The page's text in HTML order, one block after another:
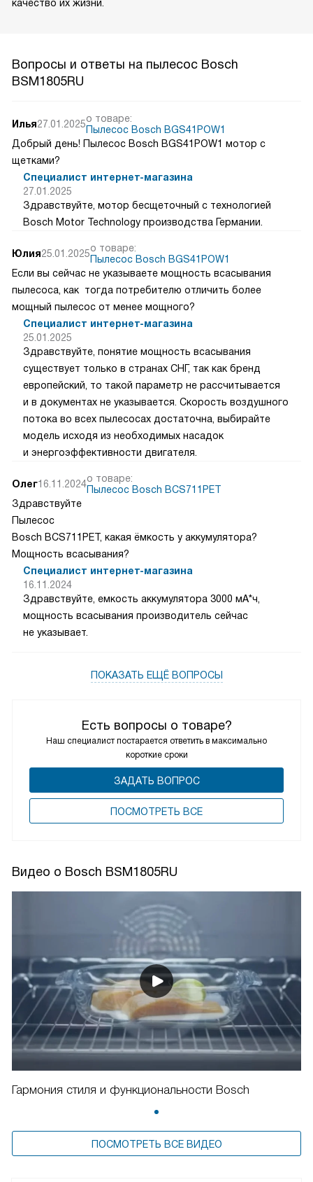
качество их жизни.
Вопросы и ответы на пылесос Bosch
BSM1805RU
Есть вопросы о товаре?
Наш специалист постарается ответить в максимально
короткие сроки
ЗАДАТЬ ВОПРОС
ПОCМОТРЕТЬ ВСЕ
Илья27.01.2025о товаре:
Пылесос Bosch BGS41POW1
Добрый день! Пылесос Bosch BGS41POW1 мотор с
щетками?
Специалист интернет-магазина
27.01.2025
Здравствуйте, мотор бесщеточный с технологией
Bosch Motor Technology производства Германии.
Юлия25.01.2025о товаре:
Пылесос Bosch BGS41POW1
Если вы сейчас не указываете мощность всасывания
пылесоса, как тогда потребителю отличить более
мощный пылесос от менее мощного?
Специалист интернет-магазина
25.01.2025
Здравствуйте, понятие мощность всасывания
существует только в странах СНГ, так как бренд
европейский, то такой параметр не рассчитывается
и в документах не указывается. Скорость воздушного
потока во всех пылесосах достаточна, выбирайте
модель исходя из необходимых насадок
и энергоэффективности двигателя.
Олег16.11.2024о товаре:
Пылесос Bosch BCS711PET
Здравствуйте
Пылесос
Bosch BCS711PET, какая ёмкость у аккумулятора?
Мощность всасывания?
Специалист интернет-магазина
16.11.2024
Здравствуйте, емкость аккумулятора 3000 мА*ч,
мощность всасывания производитель сейчас
не указывает.
ПОКАЗАТЬ ЕЩЁ ВОПРОСЫ
Видео о Bosch BSM1805RU
Гармония стиля и функциональности Bosch
ПОСМОТРЕТЬ ВСЕ ВИДЕО